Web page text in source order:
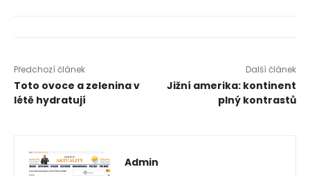
Předchozí článek
Toto ovoce a zelenina v
létě hydratují
Další článek
Jižní amerika: kontinent
plný kontrastů
Admin